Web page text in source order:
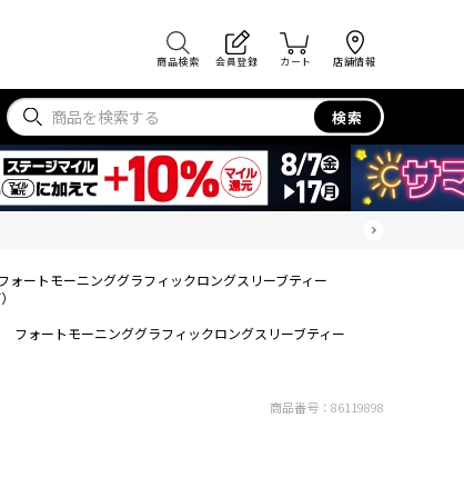
商品検索 会員登録 カート 店舗情報
検索
ォートモーニンググラフィックロングスリーブティー
フォートモーニンググラフィックロングスリーブティー
商品番号： 86119898